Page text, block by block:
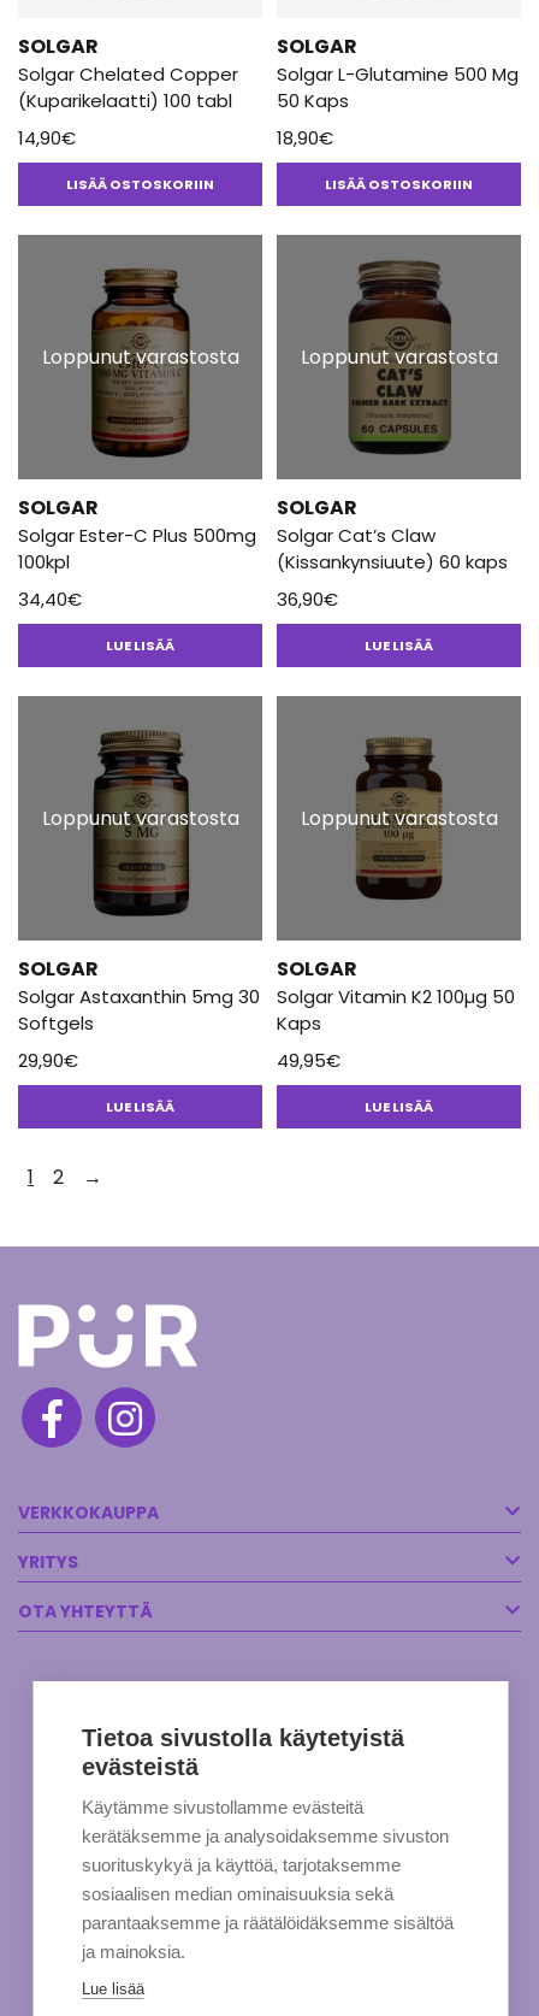
SOLGAR
Solgar Chelated Copper
(Kuparikelaatti) 100 tabl
14,90€
LISÄÄ OSTOSKORIIN
SOLGAR
Solgar L-Glutamine 500 Mg
50 Kaps
18,90€
LISÄÄ OSTOSKORIIN
Loppunut varastosta
SOLGAR
Solgar Ester-C Plus 500mg
100kpl
34,40€
LUE LISÄÄ
Loppunut varastosta
SOLGAR
Solgar Cat’s Claw
(Kissankynsiuute) 60 kaps
36,90€
LUE LISÄÄ
Loppunut varastosta
SOLGAR
Solgar Astaxanthin 5mg 30
Softgels
29,90€
LUE LISÄÄ
Loppunut varastosta
SOLGAR
Solgar Vitamin K2 100µg 50
Kaps
49,95€
LUE LISÄÄ
1 2 →
VERKKOKAUPPA
YRITYS
OTA YHTEYTTÄ
Tietoa sivustolla käytetyistä
evästeistä
Käytämme sivustollamme evästeitä
kerätäksemme ja analysoidaksemme sivuston
suorituskykyä ja käyttöä, tarjotaksemme
sosiaalisen median ominaisuuksia sekä
parantaaksemme ja räätälöidäksemme sisältöä
ja mainoksia.
Lue lisää